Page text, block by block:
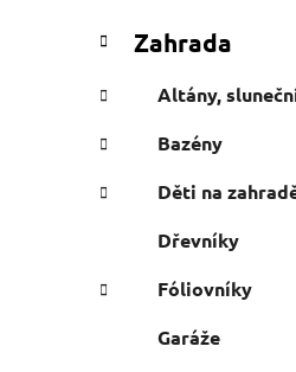
Zahrada
Altány,
Bazény
Děti na
Dřevníky
Fóliovníky
Garáže